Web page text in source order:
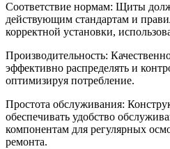
Соответствие нормам: Щиты
действующим стандартам и
корректной установки,
Производительность:
эффективно распределять и
оптимизируя потребление.
Простота обслуживания:
обеспечивать удобство
компонентам для регулярных
ремонта.